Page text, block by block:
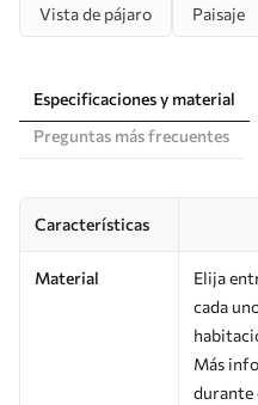
Vista de pájaro Paisaje
Especificaciones y material
Preguntas más frecuentes
Características
Material
Elija
cada
Más
durante